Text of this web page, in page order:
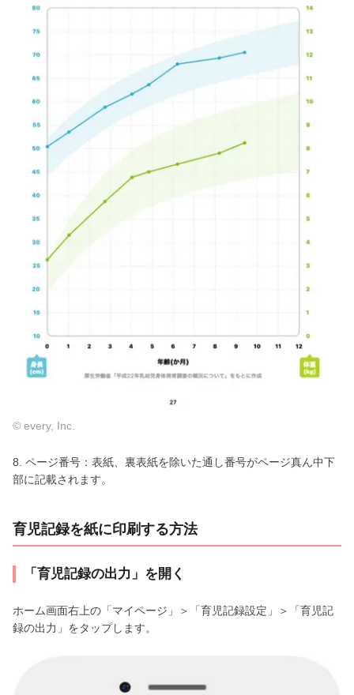
© every, Inc.
8. ページ番号：表紙、裏表紙を除いた通し番号がページ真ん中下
部に記載されます。
育児記録を紙に印刷する方法
「育児記録の出力」を開く
ホーム画面右上の「マイページ」＞「育児記録設定」＞「育児記
録の出力」をタップします。